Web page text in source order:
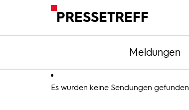
PRESSETREFF
Meldungen
Es wurden keine Sendungen gefunden